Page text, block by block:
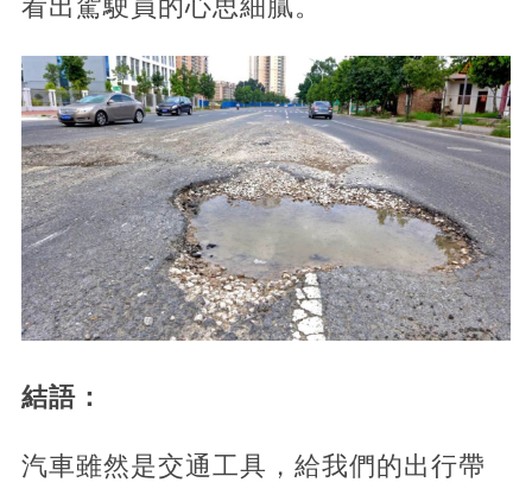
看出駕駛員的心思細膩。
結語：
汽車雖然是交通工具，給我們的出行帶